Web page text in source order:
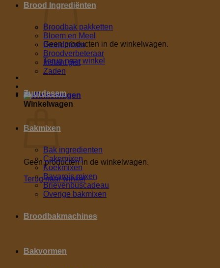
Geen producten in de winkelwagen.
Terug naar winkel
Winkelwagen
Geen producten in de winkelwagen.
Terug naar winkel
Brood Ingrediënten
Broodbak pakketten
Bloem en Meel
Broodmixen
Broodverbeteraar
Instant gist
Zaden
Zuurdesem
Bakmixen
Bak ingredienten
Cakemixen
Koekmixen
Bavarois mixen
Brievenbuscadeau
Overige bakmixen
Broodbakmachines
Bakvormen